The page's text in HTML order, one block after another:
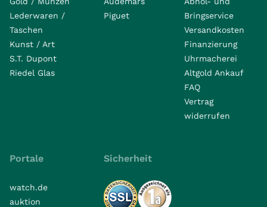
Lederwaren /
Taschen
Kunst / Art
S.T. Dupont
Riedel Glas
Piguet
Bringservice
Versandkosten
Finanzierung
Uhrmacherei
Altgold Ankauf
FAQ
Vertrag
widerrufen
Portale
watch.de
auktion
Sicherheit